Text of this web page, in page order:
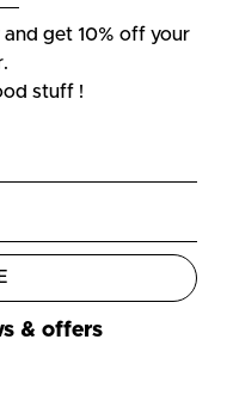
and get 10% off your
stuff !
& offers